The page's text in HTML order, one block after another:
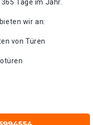
Tage im Jahr.
wir an:
von Türen